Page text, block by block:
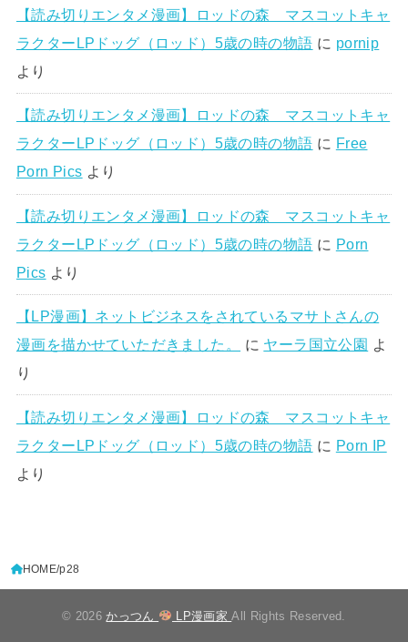
【読み切りエンタメ漫画】ロッドの森 マスコットキャ
ラクターLPドッグ（ロッド）5歳の時の物語 に pornip
より
【読み切りエンタメ漫画】ロッドの森 マスコットキャ
ラクターLPドッグ（ロッド）5歳の時の物語 に Free
Porn Pics より
【読み切りエンタメ漫画】ロッドの森 マスコットキャ
ラクターLPドッグ（ロッド）5歳の時の物語 に Porn
Pics より
【LP漫画】ネットビジネスをされているマサトさんの
漫画を描かせていただきました。
に ヤーラ国立公園 よ
り
【読み切りエンタメ漫画】ロッドの森 マスコットキャ
ラクターLPドッグ（ロッド）5歳の時の物語 に Porn IP
より
HOME p28
© 2026かっつん LP漫画家All Rights Reserved.